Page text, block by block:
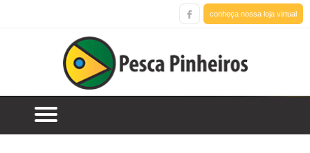
conheça nossa loja virtual